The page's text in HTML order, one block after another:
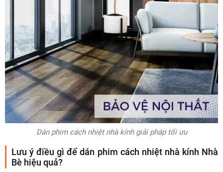
Dán phim cách nhiệt nhà kính giải pháp tối ưu
Lưu ý điều gì để dán phim cách nhiệt nhà kính Nhà
Bè hiệu quả?